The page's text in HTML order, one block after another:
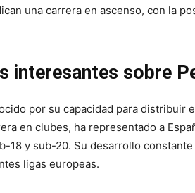
una carrera en ascenso, con la
interesantes sobre
por su capacidad para distribuir
en clubes, ha representado a
18 y sub-20. Su desarrollo
ligas europeas.